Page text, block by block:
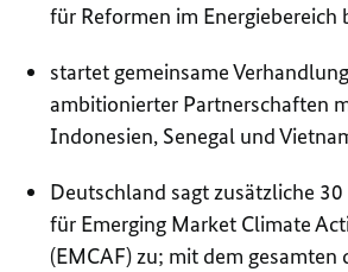
für Reformen im Energiebereich
startet gemeinsame
ambitionierter Partnerschaften
Indonesien, Senegal und
Deutschland sagt zusätzliche
für Emerging Market Climate
(EMCAF) zu; mit dem gesamten